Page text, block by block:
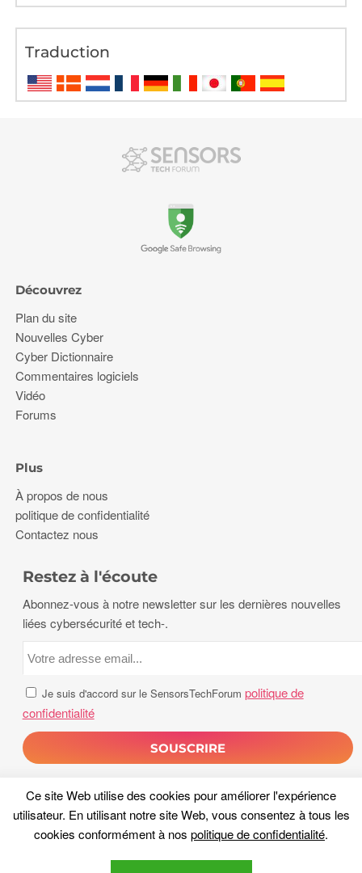
Traduction
Ce site Web utilise des cookies pour améliorer l'expérience
utilisateur. En utilisant notre site Web, vous consentez à tous les
cookies conformément à nos politique de confidentialité.
Découvrez
Plan du site
Nouvelles Cyber
Cyber Dictionnaire
Commentaires logiciels
Vidéo
Forums
Plus
À propos de nous
politique de confidentialité
Contactez nous
Restez à l'écoute
Abonnez-vous à notre newsletter sur les dernières nouvelles
liées cybersécurité et tech-.
Je suis d'accord sur le SensorsTechForum politique de
confidentialité